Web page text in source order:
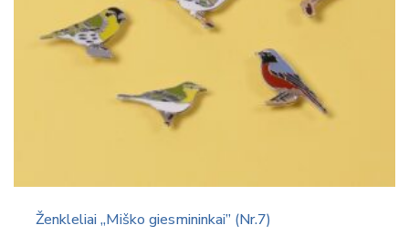
Ženkleliai „Miško giesmininkai” (Nr.7)